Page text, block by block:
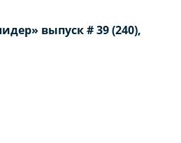
выпуск # 39 (240),